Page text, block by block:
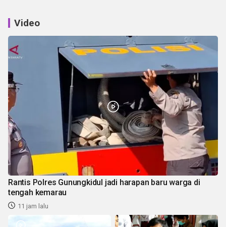
Video
Rantis Polres Gunungkidul jadi harapan baru warga di
tengah kemarau
11 jam lalu